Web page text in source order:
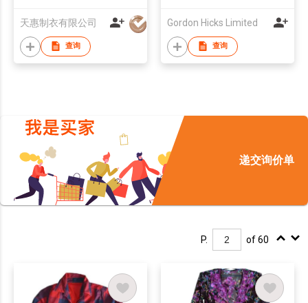
天惠制衣有限公司
查询
Gordon Hicks Limited
查询
递交询价单
P. of 60